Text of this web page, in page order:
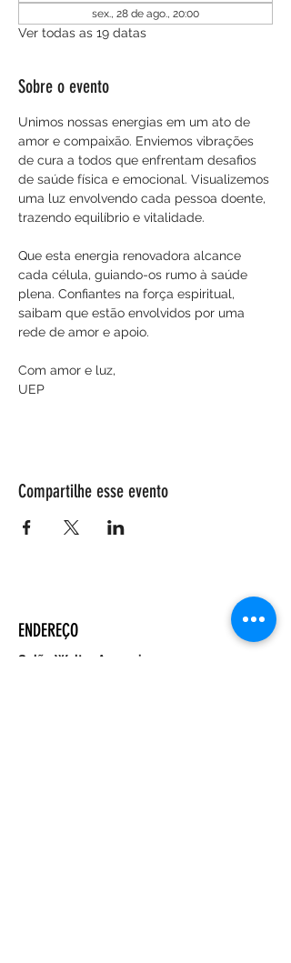
sex., 28 de ago., 20:00
Ver todas as 19 datas
Sobre o evento
Unimos nossas energias em um ato de
amor e compaixão. Enviemos vibrações
de cura a todos que enfrentam desafios
de saúde física e emocional. Visualizemos
uma luz envolvendo cada pessoa doente,
trazendo equilíbrio e vitalidade.
Que esta energia renovadora alcance
cada célula, guiando-os rumo à saúde
plena. Confiantes na força espiritual,
saibam que estão envolvidos por uma
rede de amor e apoio.
Com amor e luz,
UEP
Compartilhe esse evento
ENDEREÇO
Salão Walter Accorsi